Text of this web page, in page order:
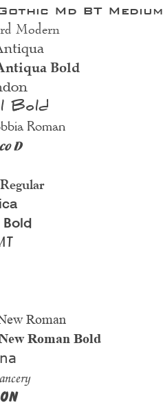
Md BT Medium
Modern
Bold
Bold
Roman
D
Bold
Roman
Roman Bold